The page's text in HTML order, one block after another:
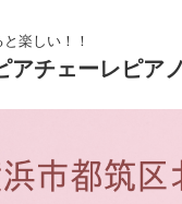
楽しい！！
アチェーレピア